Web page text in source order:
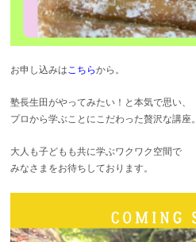
お申し込みは こちらから。
塾長生田がやってみたい！と本気で思い、
プロから学ぶことにこだわった贅沢な講座。
大人も子どもも共に学ぶワクワク空間で
みなさまをお待ちしております。